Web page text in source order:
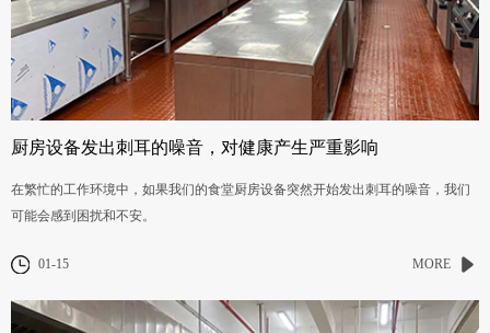
厨房设备发出刺耳的噪音，对健康产生严重影响
在繁忙的工作环境中，如果我们的食堂厨房设备突然开始发出刺耳的噪音，我们
可能会感到困扰和不安。
01-15 MORE